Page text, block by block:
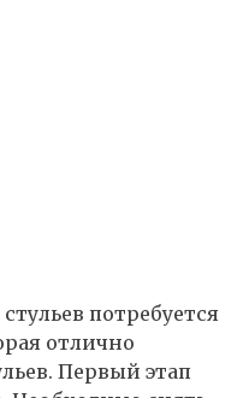
потребуется
отлично
Первый этап